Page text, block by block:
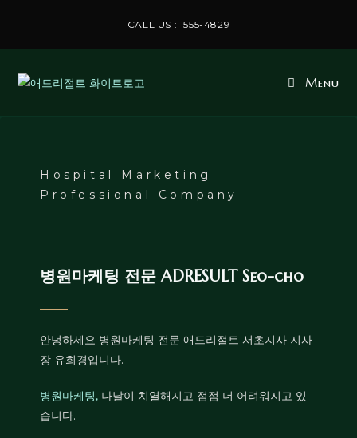
CALL US : 1555-4829
Menu
Hospital Marketing
Professional Company
병원마케팅 전문 ADRESULT Seo-cho
안녕하세요 병원마케팅 전문 애드리절트 서초지사 지사
장 유희경입니다.
병원마케팅, 나날이 치열해지고 점점 더 어려워지고 있
습니다.